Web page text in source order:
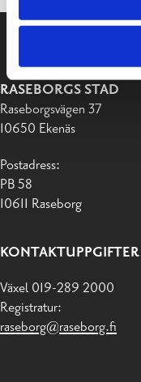
RASEBORGS STAD
Raseborgsvägen 37
10650 Ekenäs
Postadress:
PB 58
10611 Raseborg
KONTAKTUPPGIFTER
Växel 019-289 2000
Registratur:
raseborg@raseborg.fi